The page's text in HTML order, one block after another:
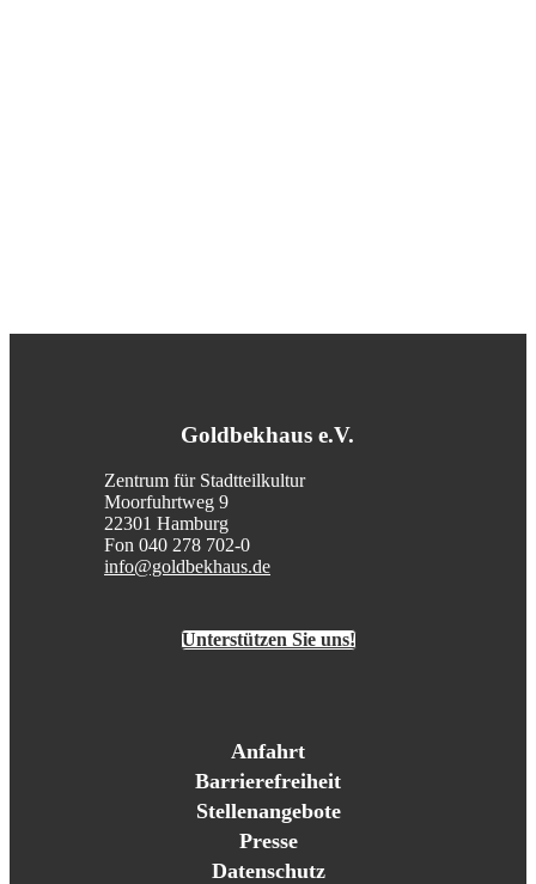
Goldbekhaus e.V.
Zentrum für Stadtteilkultur
Moorfuhrtweg 9
22301 Hamburg
Fon 040 278 702-0
info@goldbekhaus.de
Unterstützen Sie uns!
Anfahrt
Barrierefreiheit
Stellenangebote
Presse
Datenschutz